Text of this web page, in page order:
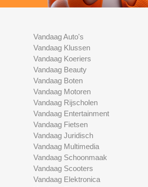
Vandaag Auto's
Vandaag Klussen
Vandaag Koeriers
Vandaag Beauty
Vandaag Boten
Vandaag Motoren
Vandaag Rijscholen
Vandaag Entertainment
Vandaag Fietsen
Vandaag Juridisch
Vandaag Multimedia
Vandaag Schoonmaak
Vandaag Scooters
Vandaag Elektronica